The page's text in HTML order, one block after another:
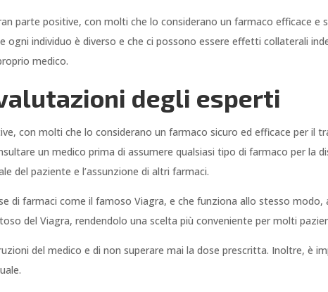
parte positive, con molti che lo considerano un farmaco efficace
individuo è diverso e che ci possono essere effetti collaterali
medico.
degli esperti
con molti che lo considerano un farmaco sicuro ed efficace per il
un medico prima di assumere qualsiasi tipo di farmaco per la
del paziente e l’assunzione di altri farmaci.
di farmaci come il famoso Viagra, e che funziona allo stesso
del Viagra, rendendolo una scelta più conveniente per molti
del medico e di non superare mai la dose prescritta. Inoltre, è